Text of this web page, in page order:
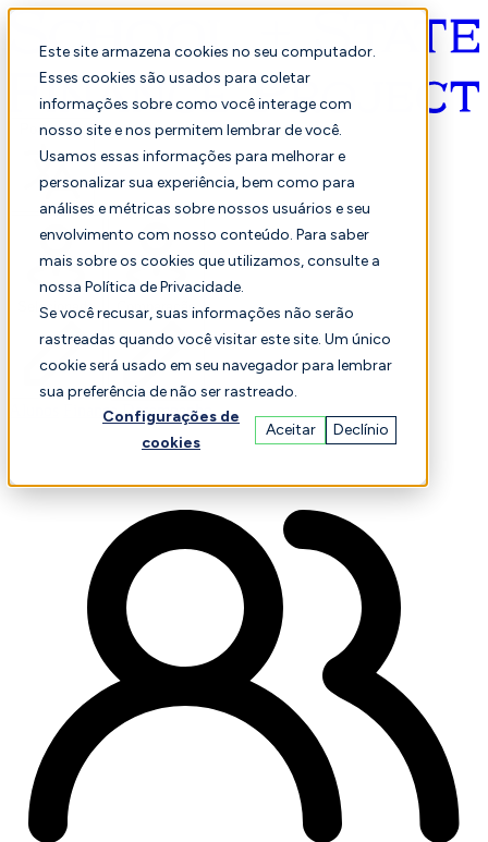
Este site armazena cookies no seu computador.
Esses cookies são usados para coletar
informações sobre como você interage com
nosso site e nos permitem lembrar de você.
Usamos essas informações para melhorar e
personalizar sua experiência, bem como para
análises e métricas sobre nossos usuários e seu
envolvimento com nosso conteúdo. Para saber
mais sobre os cookies que utilizamos, consulte a
nossa Política de Privacidade.
Se você recusar, suas informações não serão
rastreadas quando você visitar este site. Um único
cookie será usado em seu navegador para lembrar
sua preferência de não ser rastreado.
Configurações de
cookies
Aceitar Declínio
Português
Selecionado Comparação
Finança Desempenho